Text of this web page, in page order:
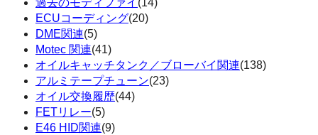
過去のモディファイ (14)
ECUコーディング(20)
DME関連(5)
Motec 関連(41)
オイルキャッチタンク／ブローバイ関連(138)
アルミテープチューン(23)
オイル交換履歴(44)
FETリレー(5)
E46 HID関連(9)